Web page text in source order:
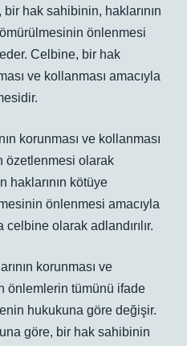
hak sahibinin, haklarının
önlenmesi
Celbine, bir hak
ve kollanması amacıyla
korunması ve kollanması
özetlenmesi olarak
haklarının kötüye
önlenmesi amacıyla
olarak adlandırılır.
korunması ve
önlemlerin tümünü ifade
hukukuna göre değişir.
göre, bir hak sahibinin